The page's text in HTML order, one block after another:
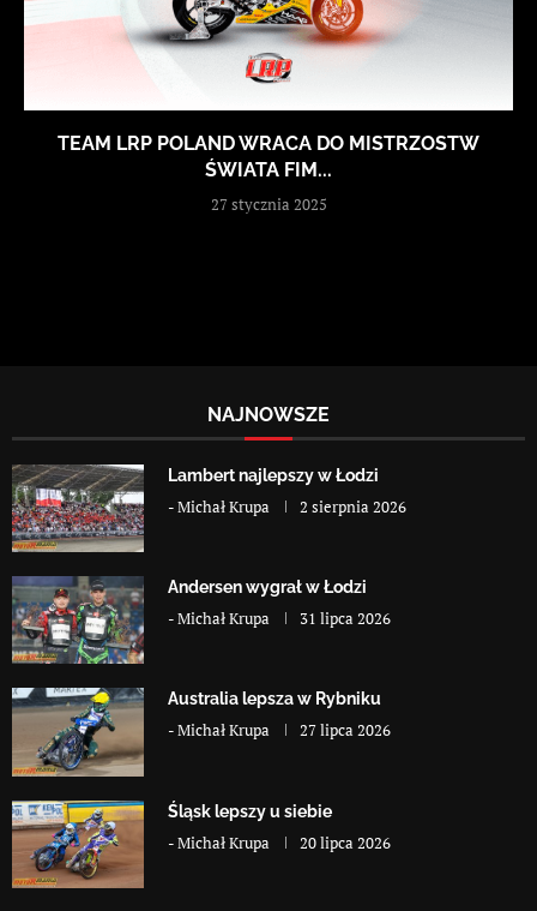
TEAM LRP POLAND WRACA DO MISTRZOSTW
ŚWIATA FIM...
27 stycznia 2025
NAJNOWSZE
Lambert najlepszy w Łodzi
-Michał Krupa 2 sierpnia 2026
Andersen wygrał w Łodzi
-Michał Krupa 31 lipca 2026
Australia lepsza w Rybniku
-Michał Krupa 27 lipca 2026
Śląsk lepszy u siebie
-Michał Krupa 20 lipca 2026